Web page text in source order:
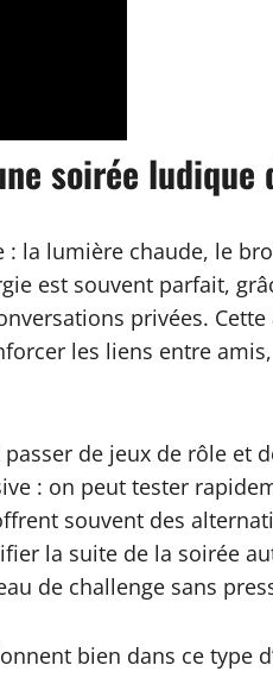
soirée ludique
: la lumière chaude, le
est souvent parfait,
privées.
les liens entre
de jeux de rôle et
: on peut tester
souvent des
la suite de la soirée
de challenge sans
bien dans ce type